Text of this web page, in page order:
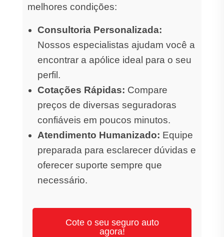
melhores condições:
Consultoria Personalizada:
Nossos especialistas ajudam você a
encontrar a apólice ideal para o seu
perfil.
Cotações Rápidas: Compare
preços de diversas seguradoras
confiáveis em poucos minutos.
Atendimento Humanizado: Equipe
preparada para esclarecer dúvidas e
oferecer suporte sempre que
necessário.
Cote o seu seguro auto
agora!